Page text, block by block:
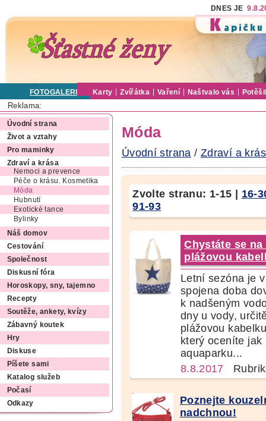
DNES JE
FOTOGALERIE Karty Zvířátka Vaření Naštvalo vás
Reklama:
Úvodní strana
Život a vztahy
Pro maminky
Zdraví a krása
Nemoci a prevence
Péče o krásu. Kosmetika
Móda
Hubnutí
Exotické tance
Bylinky
Náš domov
Cestování
Společnost
Diskusní fóra
Horoskopy, sny, tajemno
Recepty
Soutěže, ankety, kvízy
Zábavný koutek
Hry
Diskuse
Píšete sami
Katalog služeb
Počasí
Odkazy
Móda
Úvodní strana / Zdraví a
Zvolte stranu: 1-15
16-
91-93
Chystáte se
plážovou
Letní sezóna je
spojena doba
k nadšeným
dny u vody,
plážovou
který oceníte
aquaparku...
8.8.2017
Poznejte
nadchnou!